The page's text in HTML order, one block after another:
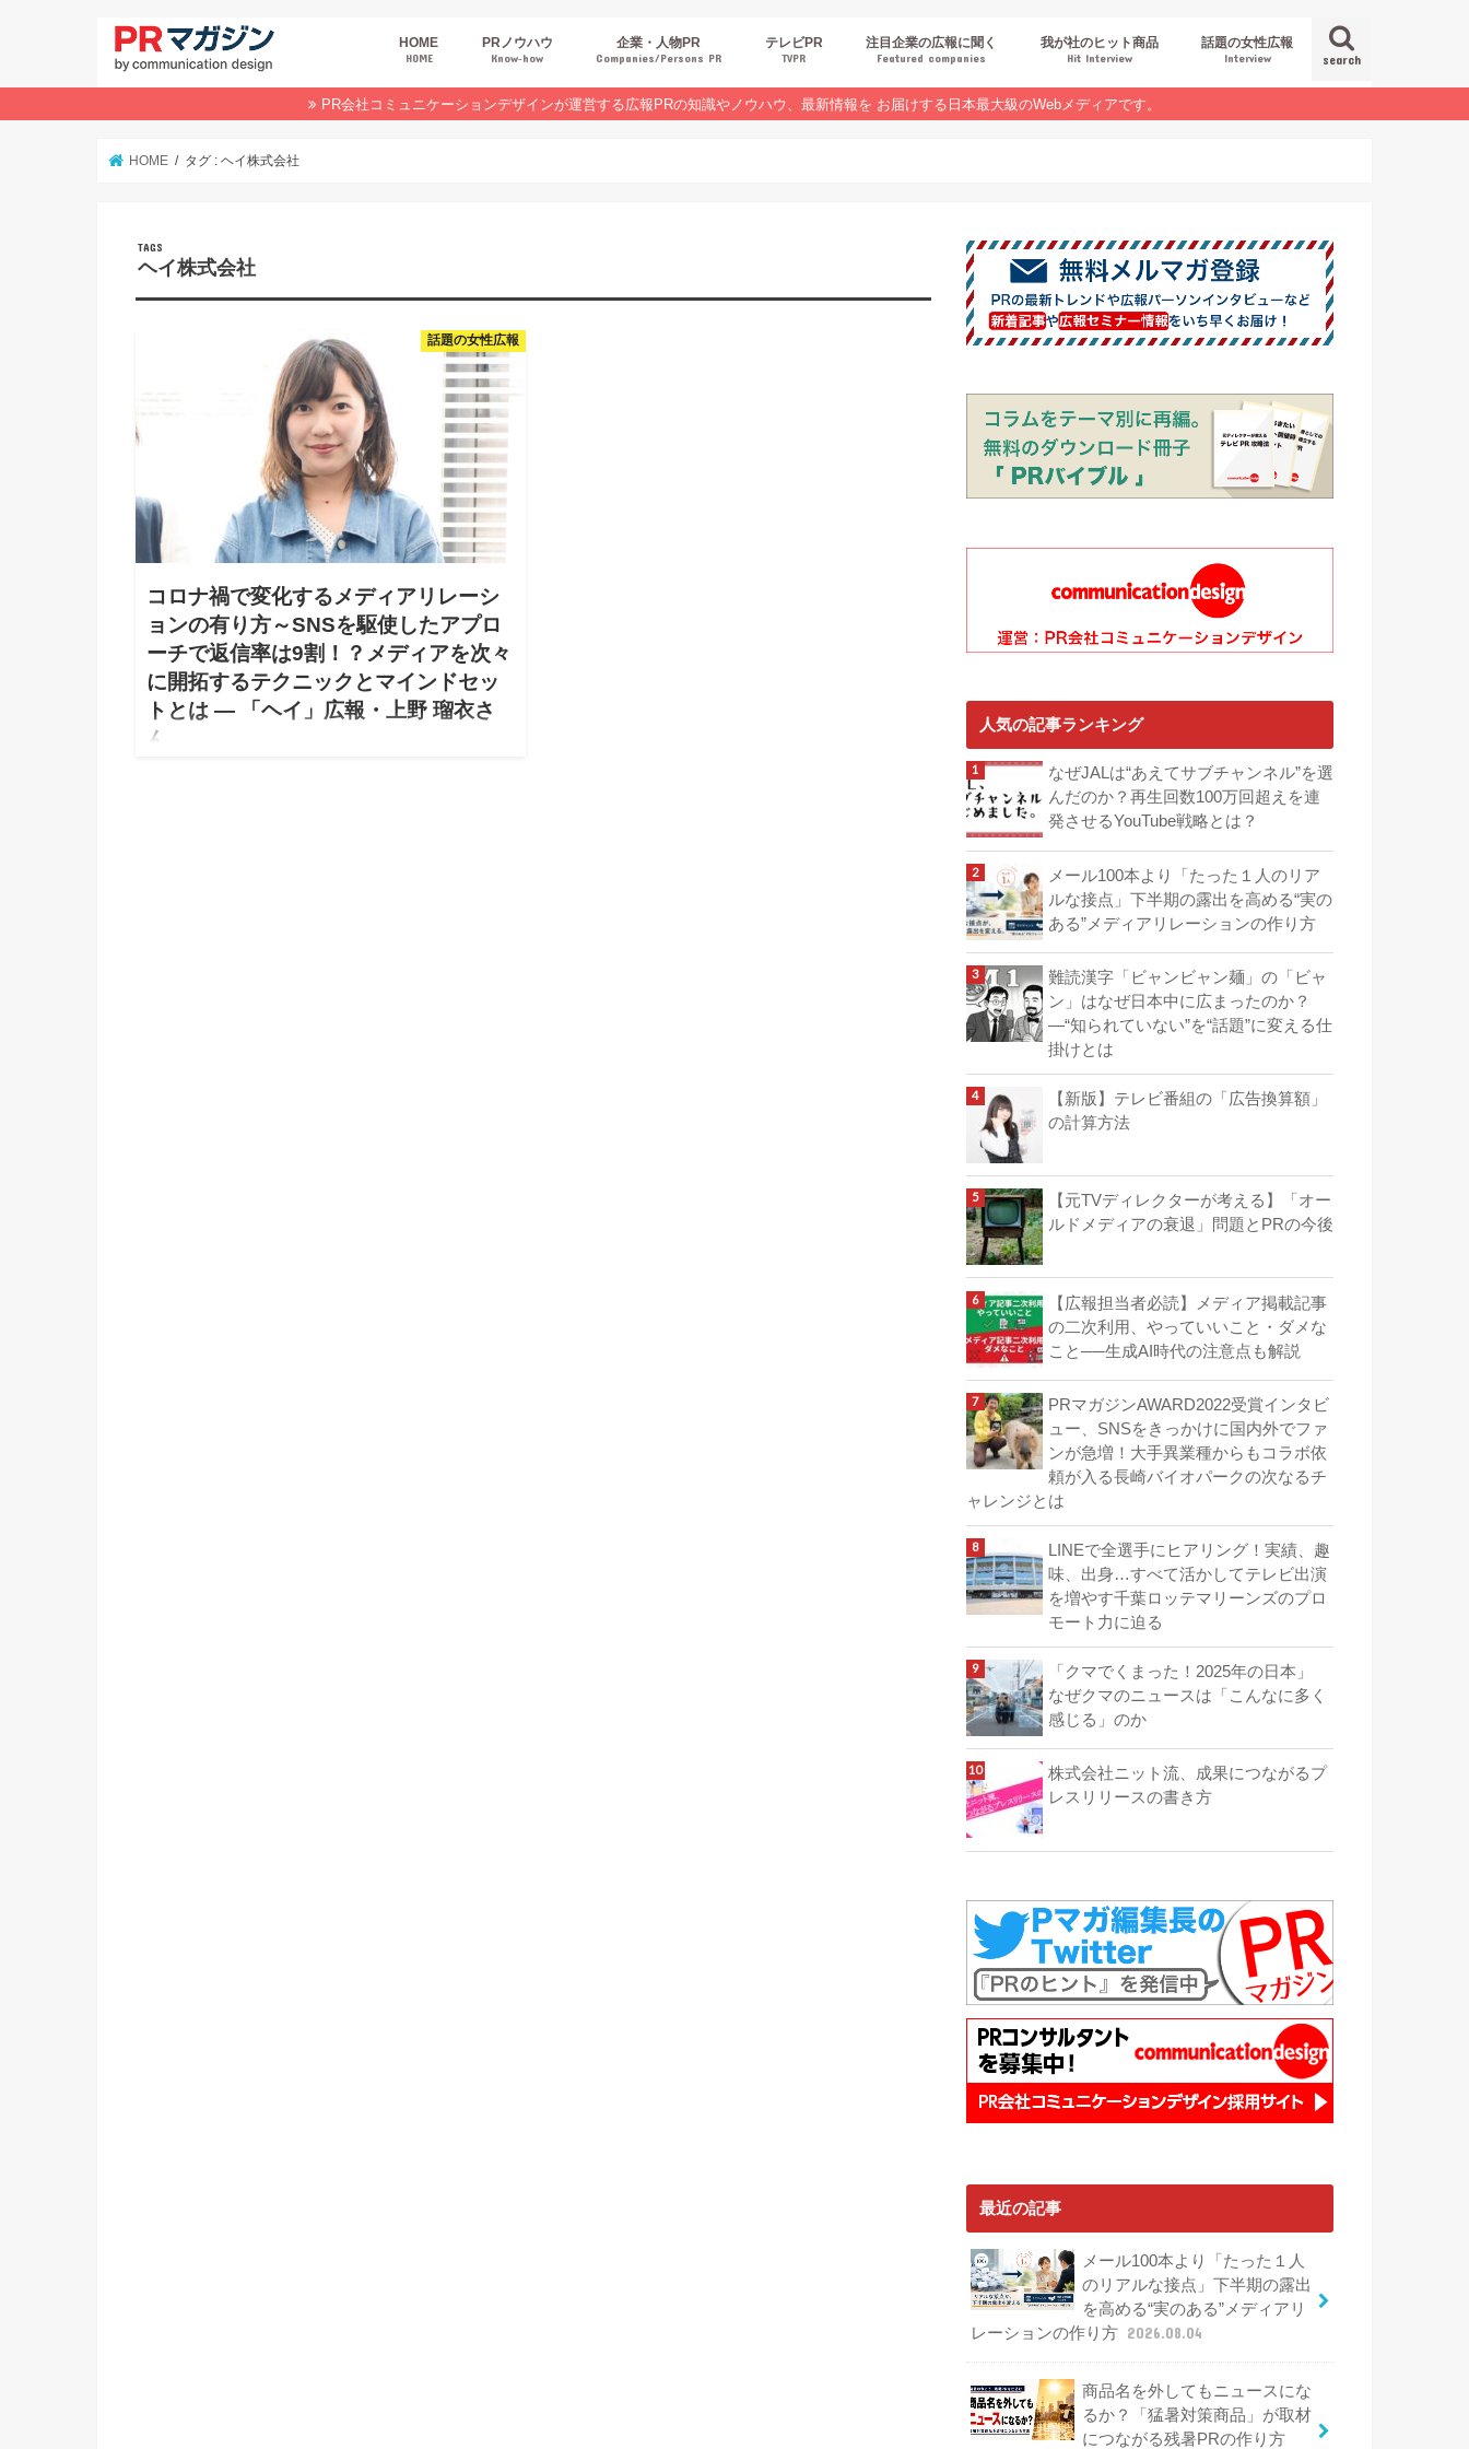
search
HOME
HOME
PRノウハウ
Know‐how
広報スキルUP
商品・サービスPR
デジタルPR
PRトレンド
イベントPR
業界コラム
オンラインセミナーレポート
企業・人物PR
Companies/Persons PR
テレビPR
TVPR
注目企業の広報に聞く
Featured companies
我が社のヒット商品
Hit Interview
話題の女性広報
Interview
PR会社コミュニケーションデザインが運営する広報PRの知識やノウハウ、最新情報を お届けする日本最大級のWebメディアです。
HOME タグ : ヘイ株式会社
ヘイ株式会社
話題の女性広報
コロナ禍で変化するメディアリレーシ
ョンの有り方～SNSを駆使したアプロ
ーチで返信率は9割！？メディアを次々
に開拓するテクニックとマインドセッ
トとは — 「ヘイ」広報・上野 瑠衣さ
ん
人気の記事ランキング
なぜJALは“あえてサブチャンネル”を選
んだのか？再生回数100万回超えを連
発させるYouTube戦略とは？
メール100本より「たった１人のリア
ルな接点」下半期の露出を高める“実の
ある”メディアリレーションの作り方
難読漢字「ビャンビャン麺」の「ビャ
ン」はなぜ日本中に広まったのか？
―“知られていない”を“話題”に変える仕
掛けとは
【新版】テレビ番組の「広告換算額」
の計算方法
【元TVディレクターが考える】「オー
ルドメディアの衰退」問題とPRの今後
【広報担当者必読】メディア掲載記事
の二次利用、やっていいこと・ダメな
こと──生成AI時代の注意点も解説
PRマガジンAWARD2022受賞インタビ
ュー、SNSをきっかけに国内外でファ
ンが急増！大手異業種からもコラボ依
頼が入る長崎バイオパークの次なるチ
ャレンジとは
LINEで全選手にヒアリング！実績、趣
味、出身…すべて活かしてテレビ出演
を増やす千葉ロッテマリーンズのプロ
モート力に迫る
「クマでくまった！2025年の日本」
なぜクマのニュースは「こんなに多く
感じる」のか
株式会社ニット流、成果につながるプ
レスリリースの書き方
最近の記事
メール100本より「たった１人
のリアルな接点」下半期の露出
を高める“実のある”メディアリ
レーションの作り方 2026.08.04
商品名を外してもニュースにな
るか？「猛暑対策商品」が取材
につながる残暑PRの作り方